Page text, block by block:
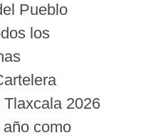
Pueblo
los
2026
como